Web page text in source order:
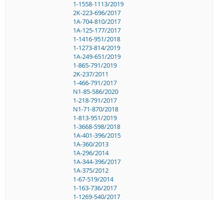
1-1558-1113/2019
2K-223-696/2017
1A-704-810/2017
1A-125-177/2017
1-1416-951/2018
1-1273-814/2019
1A-249-651/2019
1-865-791/2019
2K-237/2011
1-466-791/2017
N1-85-586/2020
1-218-791/2017
N1-71-870/2018
1-813-951/2019
1-3668-598/2018
1A-401-396/2015
1A-360/2013
1A-296/2014
1A-344-396/2017
1A-375/2012
1-67-519/2014
1-163-736/2017
1-1269-540/2017